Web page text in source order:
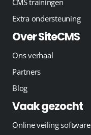
CMS trainingen
Extra ondersteuning
Over SiteCMS
Ons verhaal
Partners
Blog
Vaak gezocht
Online veiling software